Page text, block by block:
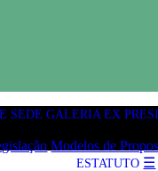
SEDE GALERIA EX
Modelos de
ESTATUTO ☰